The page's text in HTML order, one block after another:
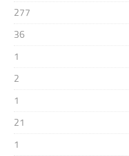
277
36
1
2
1
21
1